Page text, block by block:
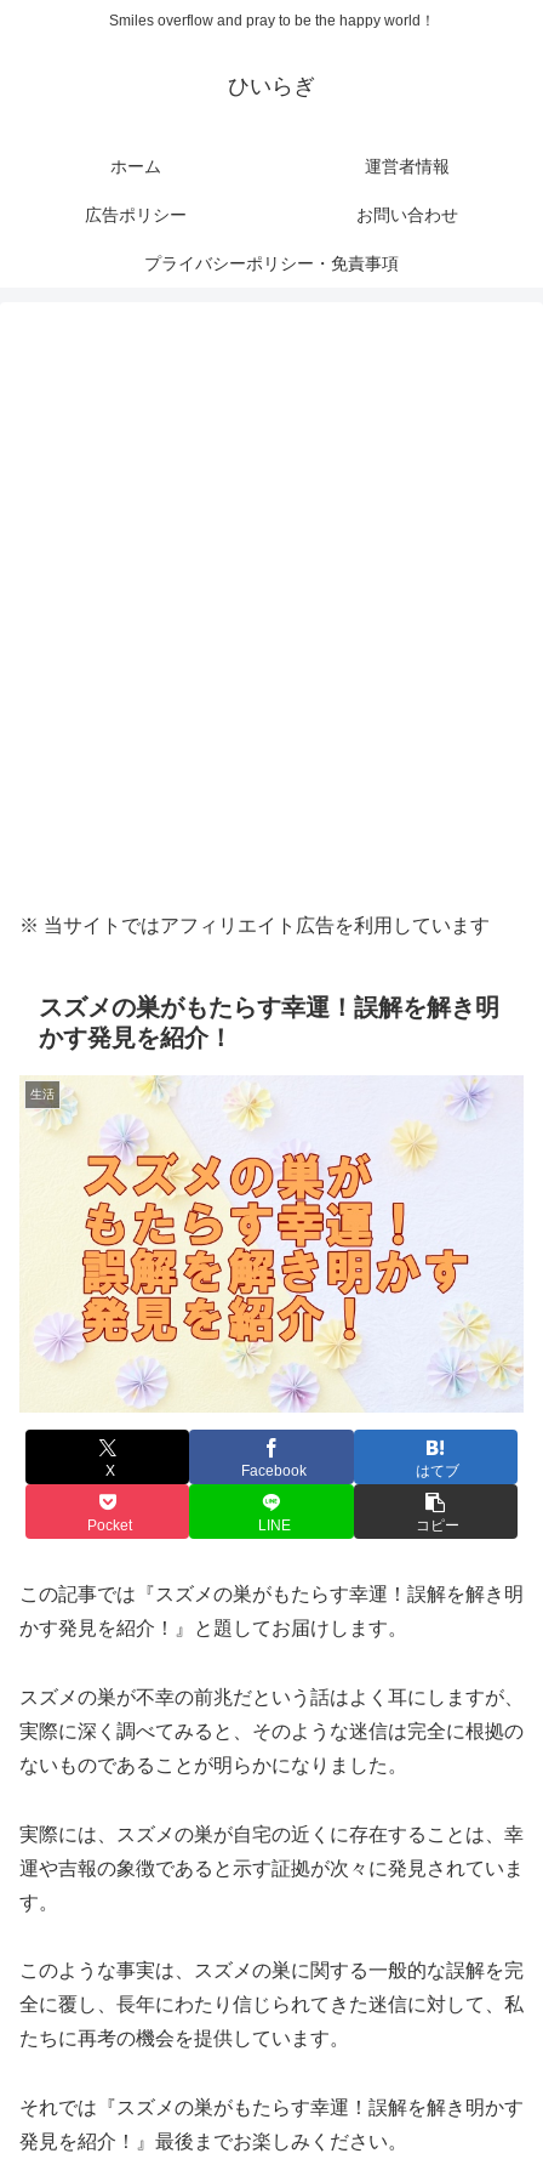
Smiles overflow and pray to be the happy world！
ひいらぎ
ホーム 運営者情報
広告ポリシー お問い合わせ
プライバシーポリシー・免責事項
※ 当サイトではアフィリエイト広告を利用しています
スズメの巣がもたらす幸運！誤解を解き明
かす発見を紹介！
生活
X Facebook はてブ
Pocket LINE コピー
この記事では『スズメの巣がもたらす幸運！誤解を解き明
かす発見を紹介！』と題してお届けします。
スズメの巣が不幸の前兆だという話はよく耳にしますが、
実際に深く調べてみると、そのような迷信は完全に根拠の
ないものであることが明らかになりました。
実際には、スズメの巣が自宅の近くに存在することは、幸
運や吉報の象徴であると示す証拠が次々に発見されていま
す。
このような事実は、スズメの巣に関する一般的な誤解を完
全に覆し、長年にわたり信じられてきた迷信に対して、私
たちに再考の機会を提供しています。
それでは『スズメの巣がもたらす幸運！誤解を解き明かす
発見を紹介！』最後までお楽しみください。